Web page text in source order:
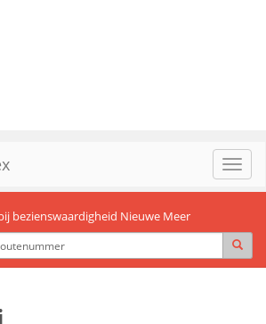
bezienswaardigheid Nieuwe Meer